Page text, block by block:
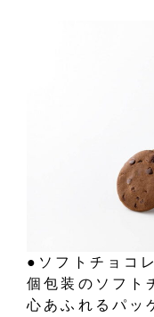
●ソフトチョコ
個包装のソフト
心あふれるパッ